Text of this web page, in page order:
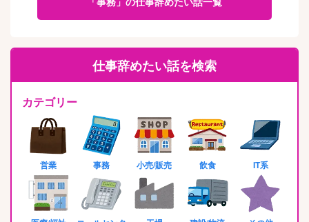
仕事辞めたい話を検索
カテゴリー
営業 事務 小売/販売 飲食 IT系